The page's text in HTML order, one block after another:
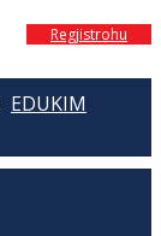
Regjistrohu
EDUKIM